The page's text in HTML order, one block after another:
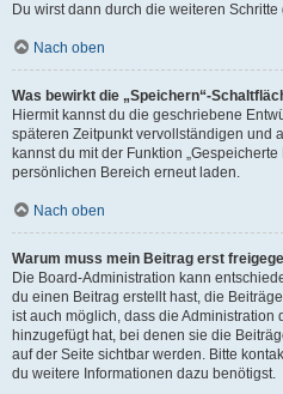
Du wirst dann durch die weiteren Schritte
Nach oben
Was bewirkt die „Speichern“-
Hiermit kannst du die geschriebene
späteren Zeitpunkt vervollständigen und
kannst du mit der Funktion
persönlichen Bereich erneut laden.
Nach oben
Warum muss mein Beitrag erst
Die Board-Administration kann
du einen Beitrag erstellt hast, die
ist auch möglich, dass die Administration
hinzugefügt hat, bei denen sie die
auf der Seite sichtbar werden. Bitte
du weitere Informationen dazu benötigst.